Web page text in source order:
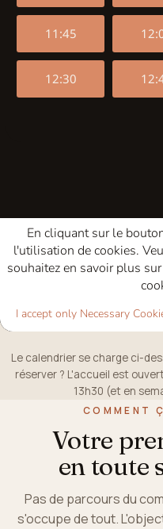
Le calendrier se charge ci-
réserver ? L'accueil est
13h30 (et en
COMMENT
Votre
en toute
Pas de parcours du
s'occupe de tout.